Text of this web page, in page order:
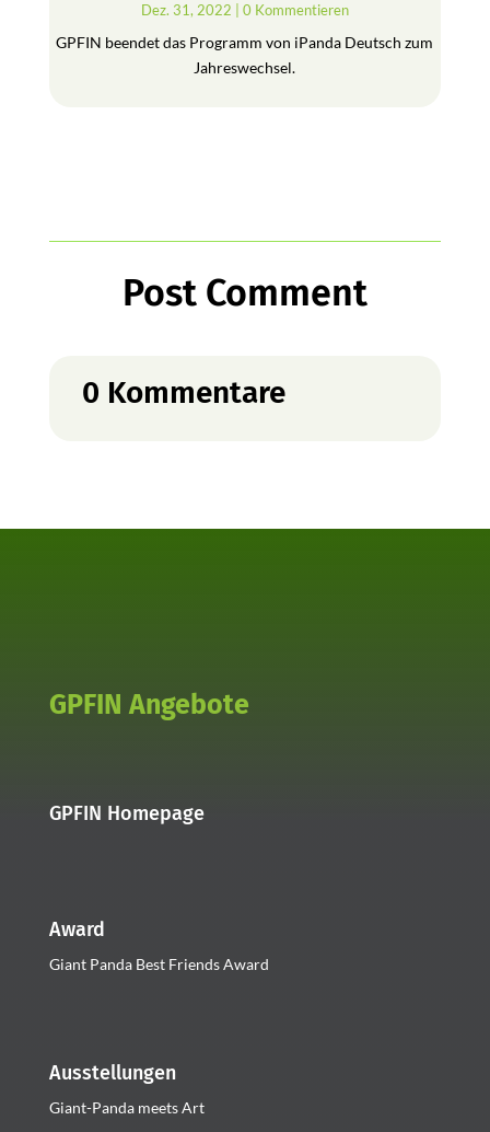
Dez. 31, 2022 | 0 Kommentieren
GPFIN beendet das Programm von iPanda Deutsch zum
Jahreswechsel.
Post Comment
0 Kommentare
GPFIN Angebote
GPFIN Homepage
Award
Giant Panda Best Friends Award
Ausstellungen
Giant-Panda meets Art